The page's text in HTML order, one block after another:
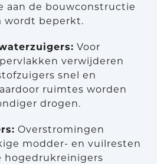
aan de bouwconstructie
wordt beperkt.
Voor
verwijderen
snel en
ruimtes worden
drogen.
Overstromingen
modder- en vuilresten
hogedrukreinigers